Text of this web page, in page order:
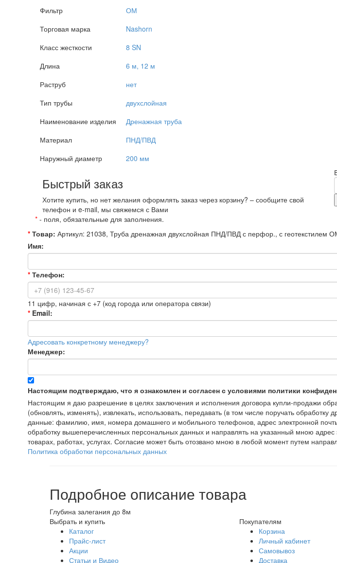
Фильтр
ОМ
Торговая марка
Nashorn
Класс жесткости
8 SN
Длина
6 м, 12 м
Раструб
нет
Тип трубы
двухслойная
Наименование изделия
Дренажная труба
Материал
ПНД/ПВД
Наружный диаметр
200 мм
Быстрый заказ
Хотите купить, но нет желания оформлять заказ через корзину? – сообщите свой
телефон и e-mail, мы свяжемся с Вами
* - поля, обязательные для заполнения.
* Товар: Артикул: 21038, Труба дренажная двухслойная ПНД/ПВД с перфор., с геотекстилем
Имя:
* Телефон:
11 цифр, начиная с +7 (код города или оператора связи)
* Email:
Адресовать конкретному менеджеру?
Менеджер:
Настоящим подтверждаю, что я ознакомлен и согласен с условиями политики
Настоящим я даю разрешение в целях заключения и исполнения договора купли-продажи
(обновлять, изменять), извлекать, использовать, передавать (в том числе поручать
данные: фамилию, имя, номера домашнего и мобильного телефонов, адрес электронной
обработку вышеперечисленных персональных данных и направлять на указанный мною
товарах, работах, услугах. Согласие может быть отозвано мною в любой момент путем
Политика обработки персональных данных
Подробное описание товара
Глубина залегания до 8м
Выбрать и купить
Каталог
Прайс-лист
Акции
Статьи и Видео
Покупателям
Корзина
Личный кабинет
Самовывоз
Доставка